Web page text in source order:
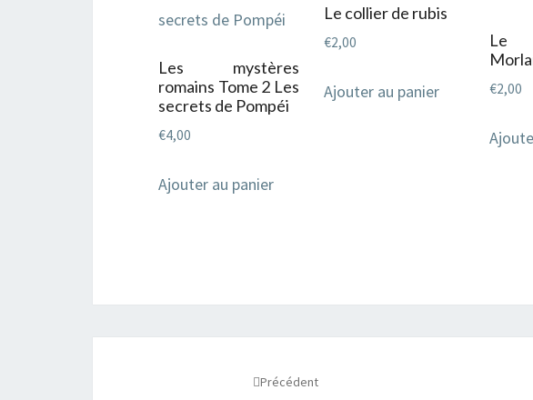
Les mystères
romains Tome 2 Les
secrets de Pompéi
€4,00
Ajouter au panier
Le collier de rubis
€2,00
Ajouter au panier
Le
€2,00
Précédent